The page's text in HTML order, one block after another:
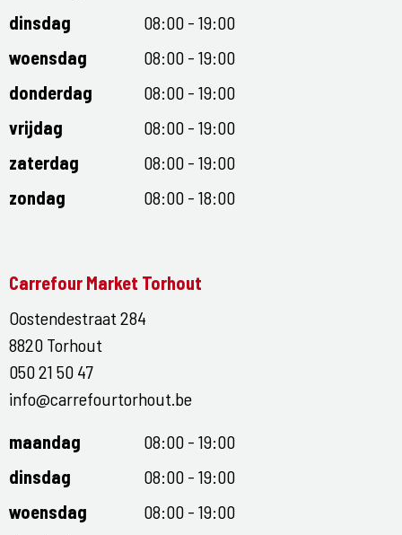
dinsdag
08:00 - 19:00
woensdag
08:00 - 19:00
donderdag
08:00 - 19:00
vrijdag
08:00 - 19:00
zaterdag
08:00 - 19:00
zondag
08:00 - 18:00
Carrefour Market Torhout
Oostendestraat 284
8820 Torhout
050 21 50 47
info@carrefourtorhout.be
maandag
08:00 - 19:00
dinsdag
08:00 - 19:00
woensdag
08:00 - 19:00